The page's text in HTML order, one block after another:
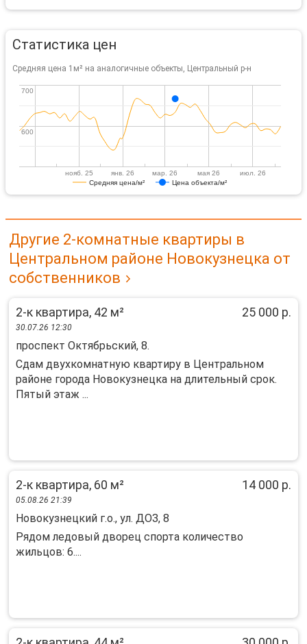
Статистика цен
Средняя цена 1м² на аналогичные объекты, Центральный р-н
Средняя цена/м² Цена объекта/м²
нояб. 25 янв. 26 мар. 26 мая 26 июл. 26
600
600
700
700
Другие 2-комнатные квартиры в
Центральном районе Новокузнецка от
собственников
2-к квартира, 42 м² 25 000 р.
30.07.26 12:30
проспект Октябрьский, 8.
Сдам двухкомнатную квартиру в Центральном
районе города Новокузнецка на длительный срок.
Пятый этаж ...
2-к квартира, 60 м² 14 000 р.
05.08.26 21:39
Новокузнецкий г.о., ул. ДОЗ, 8
Рядом ледовый дворец спорта количество
жильцов: 6....